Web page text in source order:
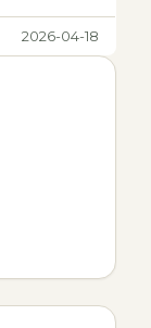
2026-04-18